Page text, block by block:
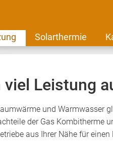
Solarthermie
Leistung
und
der Gas Kombitherme
aus Ihrer Nähe für